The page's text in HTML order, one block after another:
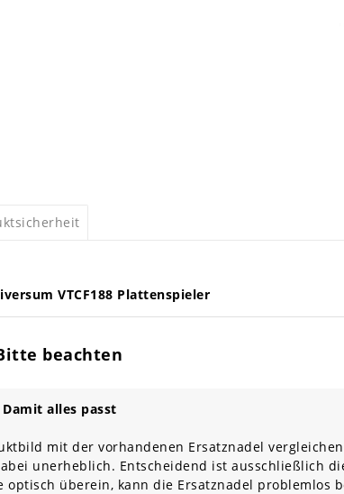
VTCF188 Plattenspieler
beachten
Damit alles passt
mit der vorhandenen Ersatznadel
unerheblich. Entscheidend ist ausschließlich
optisch überein, kann die Ersatznadel problemlos